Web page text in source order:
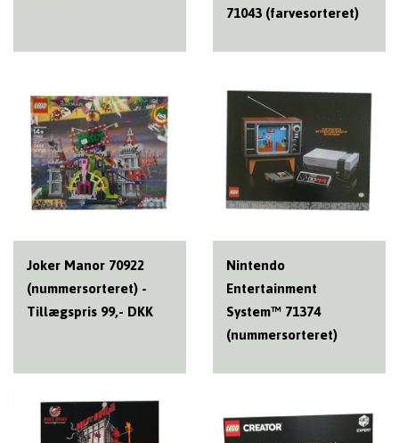
71043 (farvesorteret)
Joker Manor 70922
(nummersorteret) -
Tillægspris 99,- DKK
Nintendo
Entertainment
System™ 71374
(nummersorteret)